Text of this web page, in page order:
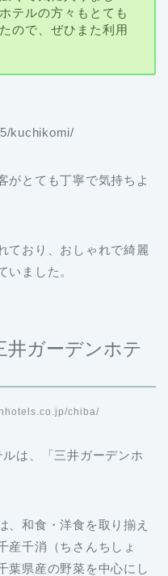
テルの方々もとても
ので、ぜひまた利用
kuchikomi/
がとても丁寧で気持ちよ
ており、おしゃれで綺麗
いました。
井ガーデンホテ
chiba/
は、「三井ガーデンホ
、和食・洋食を取り揃え
産千消（ちさんちしょ
葉県産の野菜を中心にし